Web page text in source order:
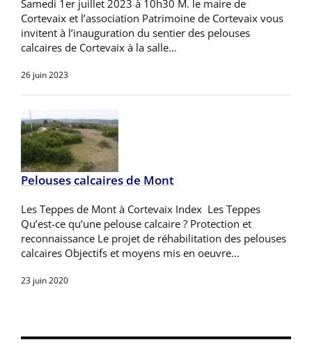
Samedi 1er juillet 2023 à 10h30 M. le maire de
Cortevaix et l’association Patrimoine de Cortevaix vous
invitent à l’inauguration du sentier des pelouses
calcaires de Cortevaix à la salle…
26 juin 2023
Pelouses calcaires de Mont
Les Teppes de Mont à Cortevaix Index Les Teppes
Qu’est-ce qu’une pelouse calcaire ? Protection et
reconnaissance Le projet de réhabilitation des pelouses
calcaires Objectifs et moyens mis en oeuvre…
23 juin 2020